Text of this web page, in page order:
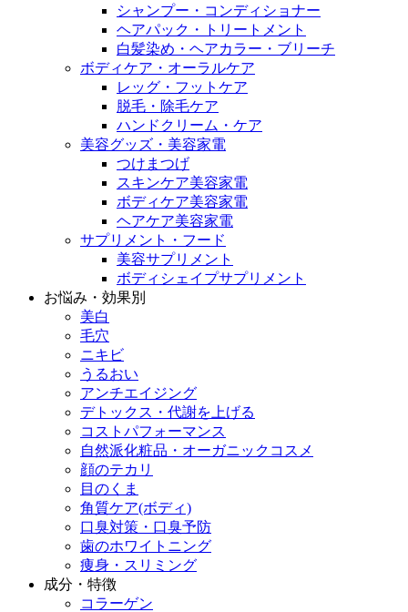
シャンプー・コンディショナー
ヘアパック・トリートメント
白髪染め・ヘアカラー・ブリーチ
ボディケア・オーラルケア
レッグ・フットケア
脱毛・除毛ケア
ハンドクリーム・ケア
美容グッズ・美容家電
つけまつげ
スキンケア美容家電
ボディケア美容家電
ヘアケア美容家電
サプリメント・フード
美容サプリメント
ボディシェイプサプリメント
お悩み・効果別
美白
毛穴
ニキビ
うるおい
アンチエイジング
デトックス・代謝を上げる
コストパフォーマンス
自然派化粧品・オーガニックコスメ
顔のテカリ
目のくま
角質ケア(ボディ)
口臭対策・口臭予防
歯のホワイトニング
痩身・スリミング
成分・特徴
コラーゲン